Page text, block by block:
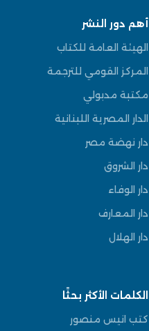
أهم دور النشر
الهيئة العامة للكتاب
المركز القومي للترجمة
مكتبة مدبولي
الدار المصرية اللبنانية
دار نهضة مصر
دار الشروق
دار الوفاء
دار المعارف
دار الهلال
الكلمات الأكثر بحثًا
كتب انيس منصور